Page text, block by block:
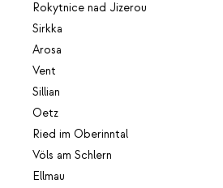
Rokytnice nad Jizerou
Sirkka
Arosa
Vent
Sillian
Oetz
Ried im Oberinntal
Völs am Schlern
Ellmau